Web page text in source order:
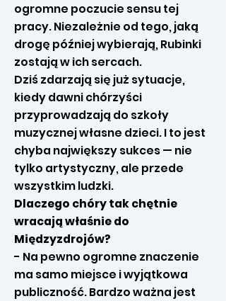
ogromne poczucie sensu tej
pracy. Niezależnie od tego, jaką
drogę później wybierają, Rubinki
zostają w ich sercach.
Dziś zdarzają się już sytuacje,
kiedy dawni chórzyści
przyprowadzają do szkoły
muzycznej własne dzieci. I to jest
chyba największy sukces — nie
tylko artystyczny, ale przede
wszystkim ludzki.
Dlaczego chóry tak chętnie
wracają właśnie do
Międzyzdrojów?
- Na pewno ogromne znaczenie
ma samo miejsce i wyjątkowa
publiczność. Bardzo ważna jest